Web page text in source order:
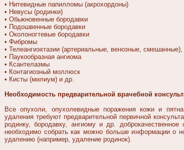
• Нитевидные папилломы (акрохордоны)
• Невусы (родинки)
• Обыкновенные бородавки
• Подошвенные бородавки
• Околоногтевые бородавки
• Фибромы
• Телеангиэктазии (артериальные, венозные,
• Паукообразная ангиома
• Ксантелазмы
• Контагиозный моллюск
• Кисты (милиум) и др.
Необходимость предварительной врачебной
Все опухоли, опухолевидные поражения кожи и
удаления требуют предварительной первичной
родинку, бородавку, ангиому и др.
необходимо собрать как можно больше информации о
удалению (например, удаление родинок).